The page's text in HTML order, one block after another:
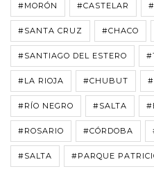
#MORÓN #CASTELAR
#SANTA CRUZ #CHACO
#SANTIAGO DEL ESTERO
#LA RIOJA #CHUBUT
#RÍO NEGRO #SALTA
#ROSARIO #CÓRDOBA
#SALTA #PARQUE